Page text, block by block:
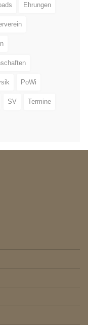
Ehrungen
PoWi
SV Termine